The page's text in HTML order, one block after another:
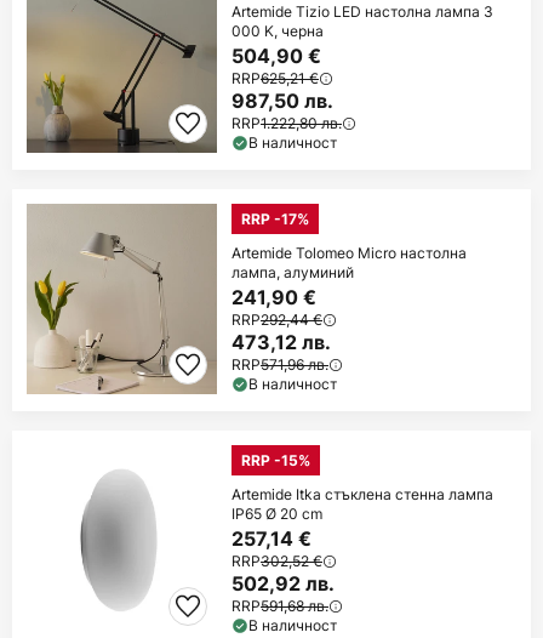
Artemide Tizio LED настолна лампа 3
000 K, черна
504,90 €
RRP625,21 €
987,50 лв.
RRP1.222,80 лв.
В наличност
RRP -17%
Artemide Tolomeo Micro настолна
лампа, алуминий
241,90 €
RRP292,44 €
473,12 лв.
RRP571,96 лв.
В наличност
RRP -15%
Artemide Itka стъклена стенна лампа
IP65 Ø 20 cm
257,14 €
RRP302,52 €
502,92 лв.
RRP591,68 лв.
В наличност